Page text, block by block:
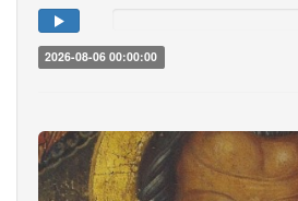
2026-08-06 00:00:00